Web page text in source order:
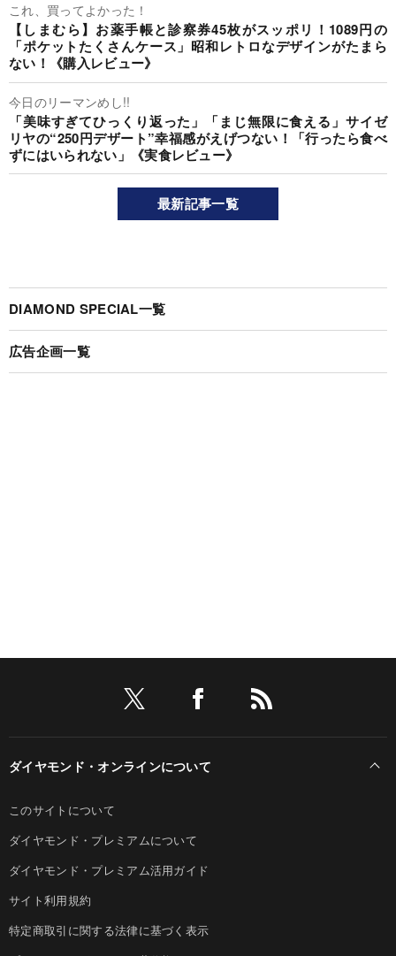
これ、買ってよかった！
【しまむら】お薬手帳と診察券45枚がスッポリ！1089円の
「ポケットたくさんケース」昭和レトロなデザインがたまら
ない！《購入レビュー》
今日のリーマンめし!!
「美味すぎてひっくり返った」「まじ無限に食える」サイゼ
リヤの“250円デザート”幸福感がえげつない！「行ったら食べ
ずにはいられない」《実食レビュー》
最新記事一覧
DIAMOND SPECIAL一覧
広告企画一覧
ダイヤモンド・オンラインについて
このサイトについて
ダイヤモンド・プレミアムについて
ダイヤモンド・プレミアム活用ガイド
サイト利用規約
特定商取引に関する法律に基づく表示